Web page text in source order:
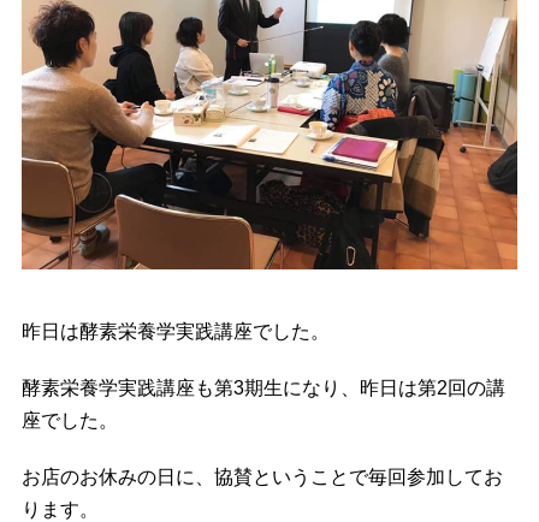
昨日は酵素栄養学実践講座でした。
酵素栄養学実践講座も第3期生になり、昨日は第2回の講
座でした。
お店のお休みの日に、協賛ということで毎回参加してお
ります。